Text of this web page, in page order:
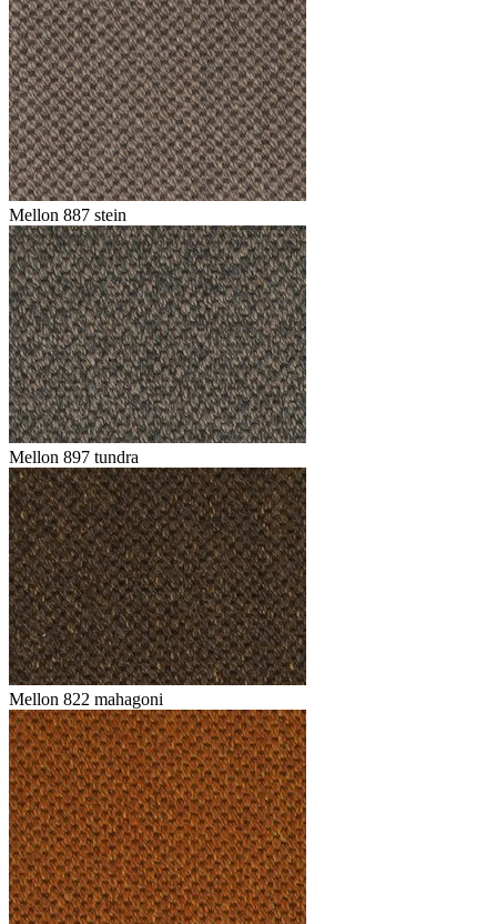
Mellon 887 stein
Mellon 897 tundra
Mellon 822 mahagoni